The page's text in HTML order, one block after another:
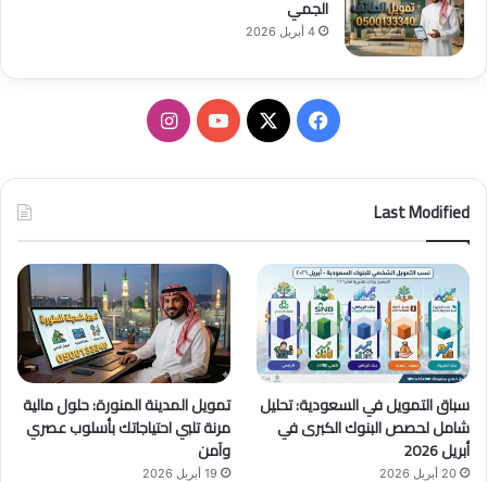
الجمي
4 أبريل 2026
ب
ك
u
T
u
b
e
ت
ق
ر
ا
م
Last Modified
سباق التمويل في السعودية: تحليل
شامل لحصص البنوك الكبرى في
أبريل 2026
20 أبريل 2026
تمويل المدينة المنورة: حلول مالية
مرنة تلبي احتياجاتك بأسلوب عصري
وآمن
19 أبريل 2026